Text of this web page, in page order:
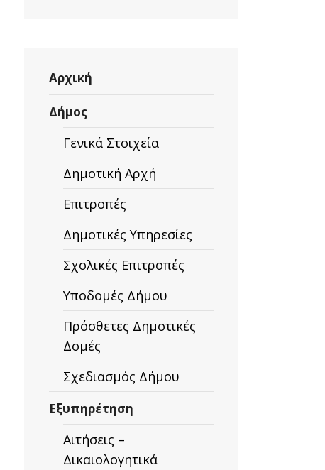
Αρχική
Δήμος
Γενικά Στοιχεία
Δημοτική Αρχή
Επιτροπές
Δημοτικές Υπηρεσίες
Σχολικές Επιτροπές
Υποδομές Δήμου
Πρόσθετες Δημοτικές
Δομές
Σχεδιασμός Δήμου
Εξυπηρέτηση
Αιτήσεις –
Δικαιολογητικά